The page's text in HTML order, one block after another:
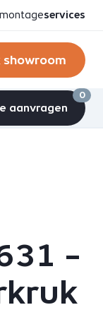
services
showroom
aanvragen
0
-